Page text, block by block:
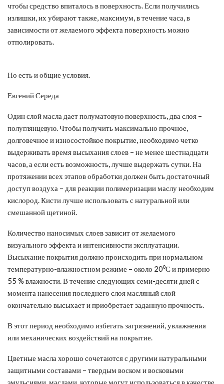
чтобы средство впиталось в поверхность. Если получились
излишки, их убирают также, максимум, в течение часа, в
зависимости от желаемого эффекта поверхность можно
отполировать.
Но есть и общие условия.
Евгений Середа
Один слой масла дает полуматовую поверхность, два слоя –
полуглянцевую. Чтобы получить максимально прочное,
долговечное и износостойкое покрытие, необходимо четко
выдерживать время высыхания слоев – не менее шестнадцати
часов, а если есть возможность, лучше выдержать сутки. На
протяжении всех этапов обработки должен быть достаточный
доступ воздуха – для реакции полимеризации маслу необходим
кислород. Кисти лучше использовать с натуральной или
смешанной щетиной.
Количество наносимых слоев зависит от желаемого
визуального эффекта и интенсивности эксплуатации.
Высыхание покрытия должно происходить при нормальном
температурно-влажностном режиме – около 20⁰С и примерно
55 % влажности. В течение следующих семи-десяти дней с
момента нанесения последнего слоя масляный слой
окончательно высыхает и приобретает заданную прочность.
В этот период необходимо избегать загрязнений, увлажнения
или механических воздействий на покрытие.
Цветные масла хорошо сочетаются с другими натуральными
защитными составами – твердым воском и восковыми
эмульсиями, маслами, которые могут использоваться в качестве